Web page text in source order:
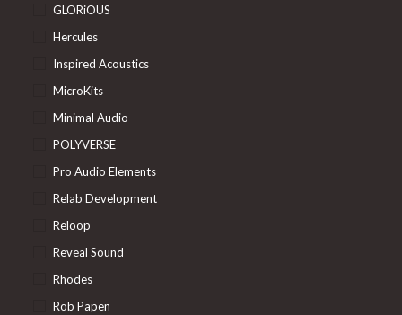
GLORiOUS
Hercules
Inspired Acoustics
MicroKits
Minimal Audio
POLYVERSE
Pro Audio Elements
Relab Development
Reloop
Reveal Sound
Rhodes
Rob Papen